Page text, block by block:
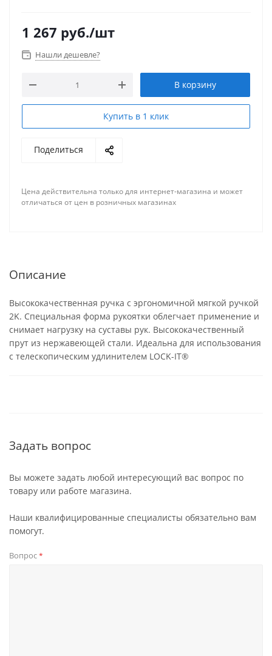
1 267 руб./шт
Нашли дешевле?
В корзину
Купить в 1 клик
Поделиться
Цена действительна только для интернет-магазина и может
отличаться от цен в розничных магазинах
Описание
Высококачественная ручка с эргономичной мягкой ручкой
2K. Специальная форма рукоятки облегчает применение и
снимает нагрузку на суставы рук. Высококачественный
прут из нержавеющей стали. Идеальна для использования
с телескопическим удлинителем LOCK-IT®
Задать вопрос
Вы можете задать любой интересующий вас вопрос по
товару или работе магазина.
Наши квалифицированные специалисты обязательно вам
помогут.
Вопрос*